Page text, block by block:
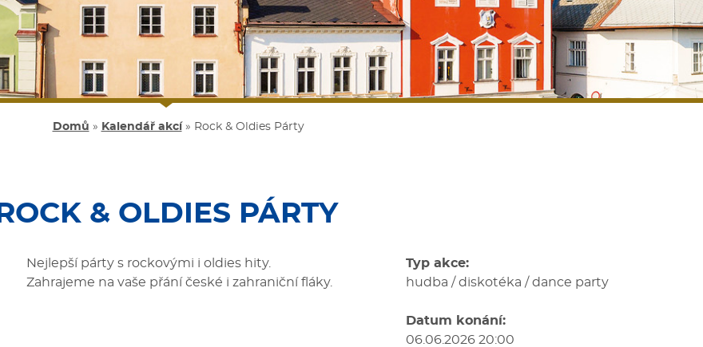
Domů » Kalendář akcí » Rock & Oldies Párty
ROCK & OLDIES PÁRTY
Nejlepší párty s rockovými i oldies hity.
Zahrajeme na vaše přání české i zahraniční fláky.
Typ akce:
hudba / diskotéka / dance party
Datum konání:
06.06.2026 20:00